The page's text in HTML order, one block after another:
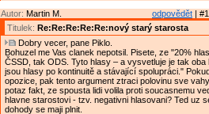
odpovědět |
Autor: Martin M.
Titulek: Re:Re:Re:Re:Re:nový starý starosta
Dobry vecer, pane Piklo.
Bohuzel me Vas clanek nepotsil. Pisete, ze "20%
ČSSD, tak ODS. Tyto hlasy – a vysvetluje je tak oba
jsou hlasy po kontinuitě a stávající spolupráci."
opozice, pak tento argument ztraci polovinu sve
potaz fakt, ze spousta lidi volila proti soucasnemu
hlavne starostovi - tzv. negativni hlasovani? Ted uz
dohody se maji plnit.